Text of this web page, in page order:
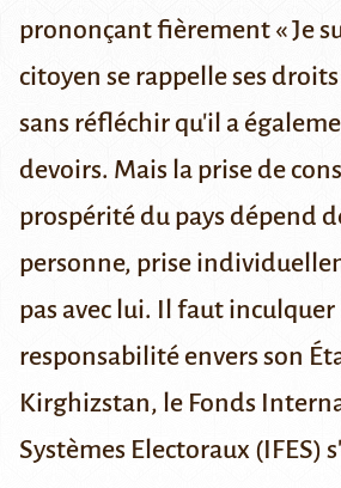
prononçant fièrement « Je
citoyen se rappelle ses
sans réfléchir qu'il a
devoirs. Mais la prise de
prospérité du pays dépend
personne, prise
pas avec lui. Il faut inculquer
responsabilité envers son
Kirghizstan, le Fonds
Systèmes Electoraux (IFES)